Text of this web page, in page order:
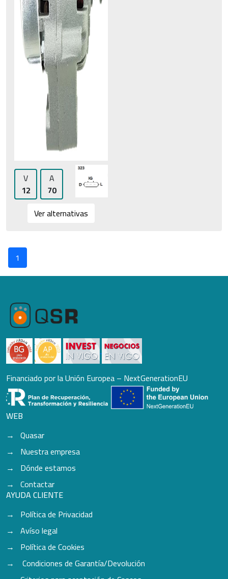
V
12
A
70
Ver alternativas
1
Financiado por la Unión Europea – NextGenerationEU
WEB
Quasar
Nuestra empresa
Dónde estamos
Contactar
AYUDA CLIENTE
Política de Privacidad
Avíso legal
Política de Cookies
Condiciones de Garantía/Devolución